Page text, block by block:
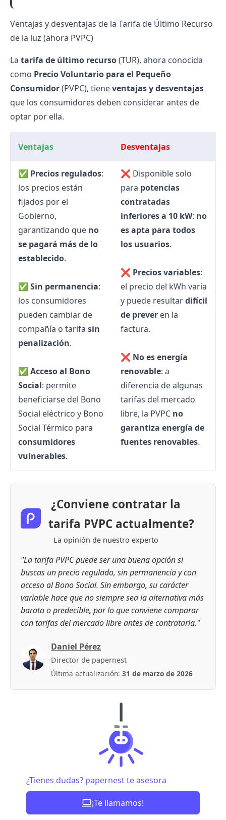
Ventajas y desventajas de la Tarifa de Último Recurso
de la luz (ahora PVPC)
La tarifa de último recurso(TUR), ahora conocida
como Precio Voluntario para el Pequeño
Consumidor(PVPC), tieneventajas y desventajas
que los consumidores deben considerar antes de
optar por ella.
Ventajas Desventajas
✅ Precios regulados:
los precios están
fijados por el
Gobierno,
garantizando que no
se pagará más de lo
establecido.
✅ Sin permanencia:
los consumidores
pueden cambiar de
compañía o tarifa sin
penalización.
✅ Acceso al Bono
Social: permite
beneficiarse del Bono
Social eléctrico y Bono
Social Térmico para
consumidores
vulnerables.
❌ Disponible solo
para potencias
contratadas
inferiores a 10 kW: no
es apta para todos
los usuarios.
❌ Precios variables:
el precio del kWh varía
y puede resultardifícil
de prever en la
factura.
❌ No es energía
renovable: a
diferencia de algunas
tarifas del mercado
libre, la PVPC no
garantiza energía de
fuentes renovables.
¿Conviene contratar la
tarifa PVPC actualmente?
La opinión de nuestro experto
"La tarifa PVPC puede ser una buena opción si
buscas un precio regulado, sin permanencia y con
acceso al Bono Social. Sin embargo, su carácter
variable hace que no siempre sea la alternativa más
barata o predecible, por lo que conviene comparar
con tarifas del mercado libre antes de contratarla."
Daniel Pérez
Director de papernest
Última actualización: 31 de marzo de 2026
¿Tienes dudas? papernest te asesora
¡Te llamamos!